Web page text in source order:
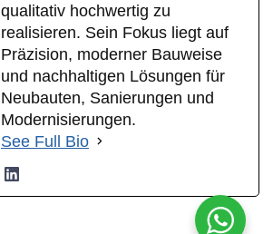
qualitativ hochwertig zu
realisieren. Sein Fokus liegt auf
Präzision, moderner Bauweise
und nachhaltigen Lösungen für
Neubauten, Sanierungen und
Modernisierungen.
See Full Bio